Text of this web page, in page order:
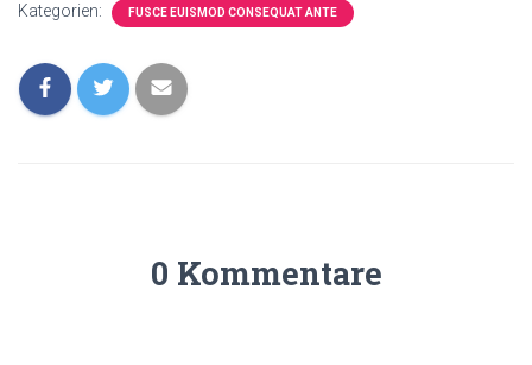
Kategorien: FUSCE EUISMOD CONSEQUAT ANTE
0 Kommentare